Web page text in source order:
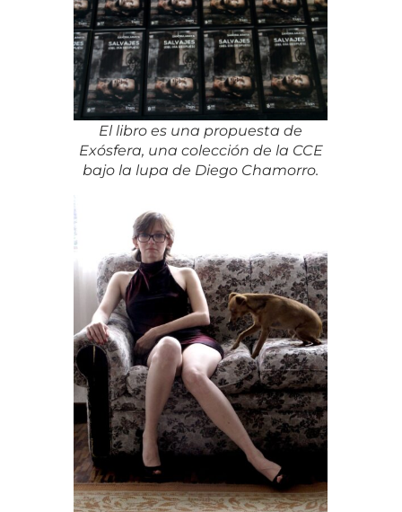
El libro es una propuesta de
Exósfera, una colección de la CCE
bajo la lupa de Diego Chamorro.